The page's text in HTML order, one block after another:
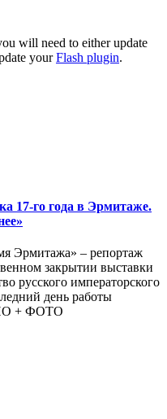
will need to either update
yourFlash plugin.
17-го года в Эрмитаже.
Эрмитажа» – репортаж
закрытии выставки
русского императорского
день работы
+ ФОТО